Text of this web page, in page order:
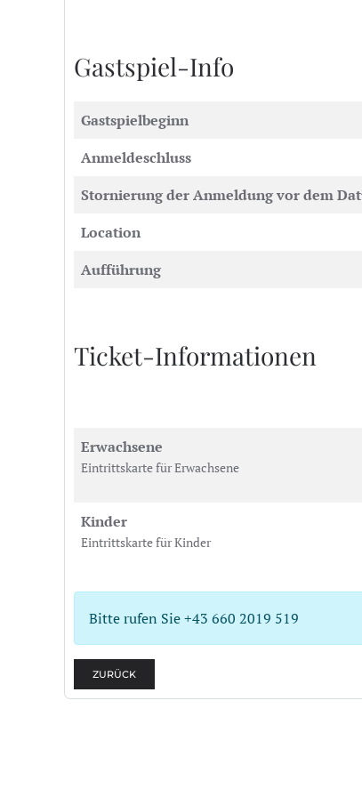
Gastspiel-Info
Gastspielbeginn
Anmeldeschluss
Stornierung der Anmeldung vor dem
Location
Aufführung
Ticket-Informationen
Erwachsene
Eintrittskarte für Erwachsene
Kinder
Eintrittskarte für Kinder
Bitte rufen Sie +43 660 2019 519
ZURÜCK